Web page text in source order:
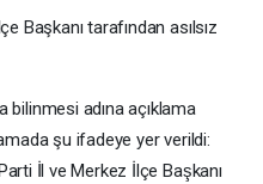
Başkanı tarafından asılsız
adına açıklama
şu ifadeye yer verildi:
İl ve Merkez İlçe Başkanı